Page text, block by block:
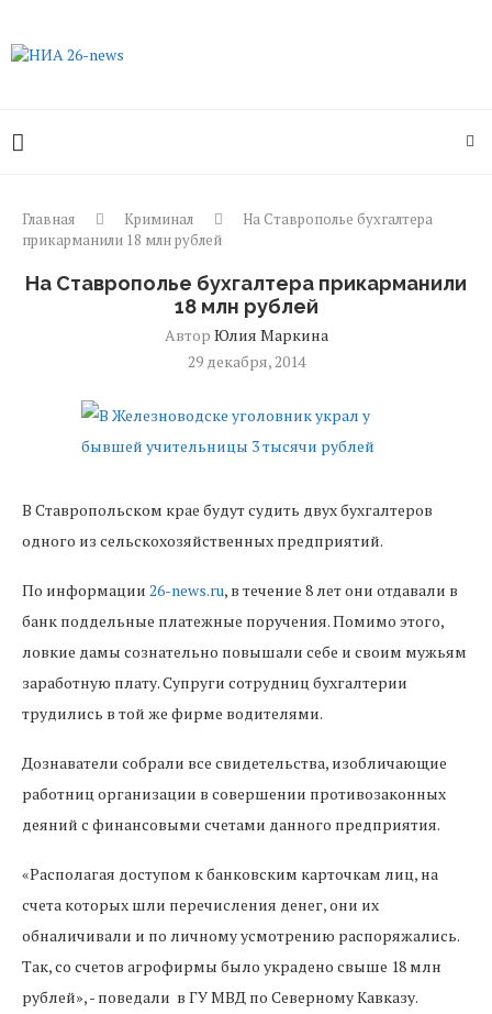
Главная Криминал
На Ставрополье бухгалтера
прикарманили 18 млн рублей
На Ставрополье бухгалтера прикарманили
18 млн рублей
Автор Юлия Маркина
29 декабря, 2014
В Ставропольском крае будут судить двух бухгалтеров
одного из сельскохозяйственных предприятий.
По информации 26-news.ru, в течение 8 лет они отдавали в
банк поддельные платежные поручения. Помимо этого,
ловкие дамы сознательно повышали себе и своим мужьям
заработную плату. Супруги сотрудниц бухгалтерии
трудились в той же фирме водителями.
Дознаватели собрали все свидетельства, изобличающие
работниц организации в совершении противозаконных
деяний с финансовыми счетами данного предприятия.
«Располагая доступом к банковским карточкам лиц, на
счета которых шли перечисления денег, они их
обналичивали и по личному усмотрению распоряжались.
Так, со счетов агрофирмы было украдено свыше 18 млн
рублей», - поведали в ГУ МВД по Северному Кавказу.